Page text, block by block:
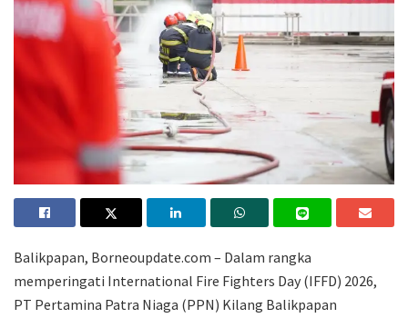
Balikpapan, Borneoupdate.com – Dalam rangka
memperingati International Fire Fighters Day (IFFD) 2026,
PT Pertamina Patra Niaga (PPN) Kilang Balikpapan